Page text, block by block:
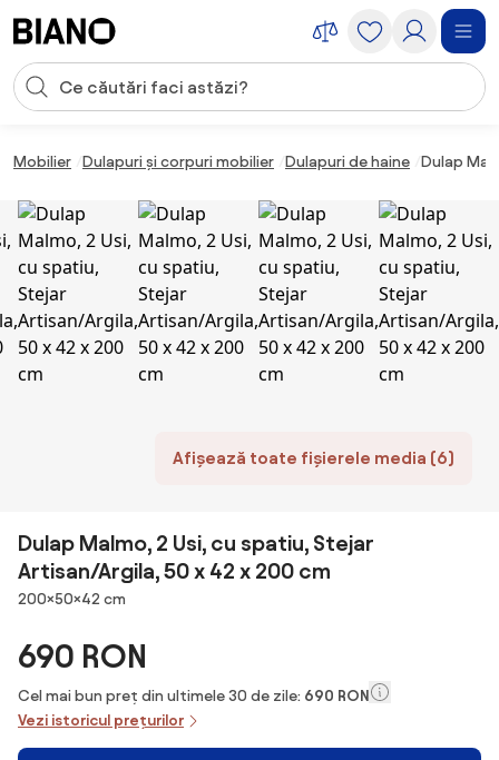
Introducerea căutării
Mobilier Dulapuri și corpuri mobilier Dulapuri de haine Dulap
Afișează toate fișierele media (6)
Dulap Malmo, 2 Usi, cu spatiu, Stejar
Artisan/Argila, 50 x 42 x 200 cm
Dimensiuni
200×50×42 cm
690 RON
Cel mai bun preț din ultimele 30 de zile: 690 RON
Vezi istoricul prețurilor